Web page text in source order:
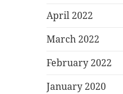
April 2022
March 2022
February 2022
January 2020